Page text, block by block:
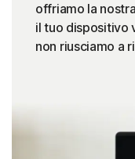
offriamo la
il tuo dispositivo
non riusciamo a